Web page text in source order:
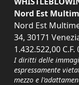
Nord Est
Nord Est
34, 30171
1.432.522,00
I diritti delle
espressamente
mezzo e